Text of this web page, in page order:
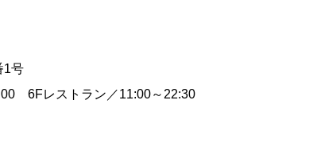
概要
1号
～21:00 6Fレストラン／11:00～22:30
7階
ートル